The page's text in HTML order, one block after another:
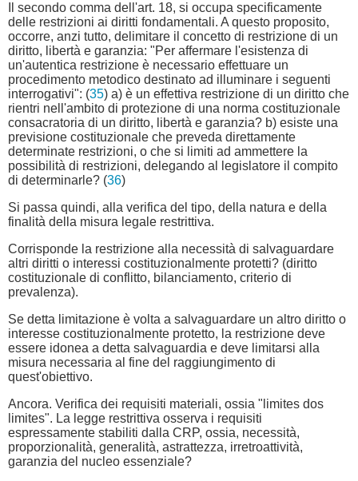
Il secondo comma dell'art. 18, si occupa specificamente
delle restrizioni ai diritti fondamentali. A questo proposito,
occorre, anzi tutto, delimitare il concetto di restrizione di un
diritto, libertà e garanzia: "Per affermare l'esistenza di
un'autentica restrizione è necessario effettuare un
procedimento metodico destinato ad illuminare i seguenti
interrogativi": (35) a) è un effettiva restrizione di un diritto che
rientri nell'ambito di protezione di una norma costituzionale
consacratoria di un diritto, libertà e garanzia? b) esiste una
previsione costituzionale che preveda direttamente
determinate restrizioni, o che si limiti ad ammettere la
possibilità di restrizioni, delegando al legislatore il compito
di determinarle? (36)
Si passa quindi, alla verifica del tipo, della natura e della
finalità della misura legale restrittiva.
Corrisponde la restrizione alla necessità di salvaguardare
altri diritti o interessi costituzionalmente protetti? (diritto
costituzionale di conflitto, bilanciamento, criterio di
prevalenza).
Se detta limitazione è volta a salvaguardare un altro diritto o
interesse costituzionalmente protetto, la restrizione deve
essere idonea a detta salvaguardia e deve limitarsi alla
misura necessaria al fine del raggiungimento di
quest'obiettivo.
Ancora. Verifica dei requisiti materiali, ossia "limites dos
limites". La legge restrittiva osserva i requisiti
espressamente stabiliti dalla CRP, ossia, necessità,
proporzionalità, generalità, astrattezza, irretroattività,
garanzia del nucleo essenziale?